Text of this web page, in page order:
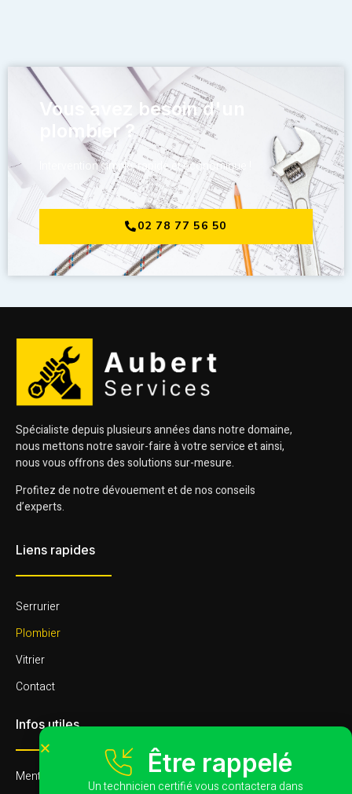
Vous avez besoin d'un
plombier ?
Intervention simple, rapide et économique !
02 78 77 56 50
Spécialiste depuis plusieurs années dans notre domaine,
nous mettons notre savoir-faire à votre service et ainsi,
nous vous offrons des solutions sur-mesure.
Profitez de notre dévouement et de nos conseils
d’experts.
Liens rapides
Serrurier
Plombier
Vitrier
Contact
Infos utiles
Mentions légales
Être rappelé
Un technicien certifié vous contactera dans